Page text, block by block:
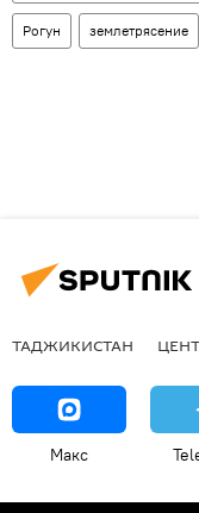
Рогун землетрясение
ТАДЖИКИСТАН
Макс